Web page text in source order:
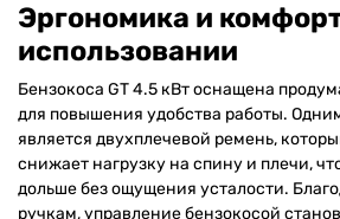
Эргономика и
использовании
Бензокоса GT 4.5 кВт оснащена
для повышения удобства работы.
является двухплечевой ремень,
снижает нагрузку на спину и плечи,
дольше без ощущения усталости.
ручкам, управление бензокосой